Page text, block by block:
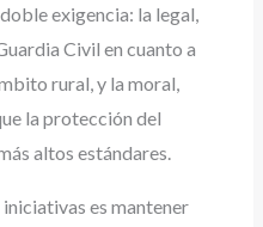
exigencia: la legal,
Civil en cuanto a
rural, y la moral,
la protección del
altos estándares.
es mantener